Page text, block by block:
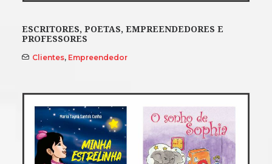
ESCRITORES, POETAS, EMPREENDEDORES E
PROFESSORES
Clientes, Empreendedor